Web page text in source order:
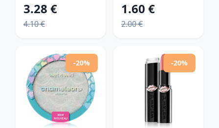
odtieň White
3.3 ml
3.28 €
4.10 €
odtieň Baby's
Got Black 1,4 g
1.60 €
2.00 €
-20% -20%